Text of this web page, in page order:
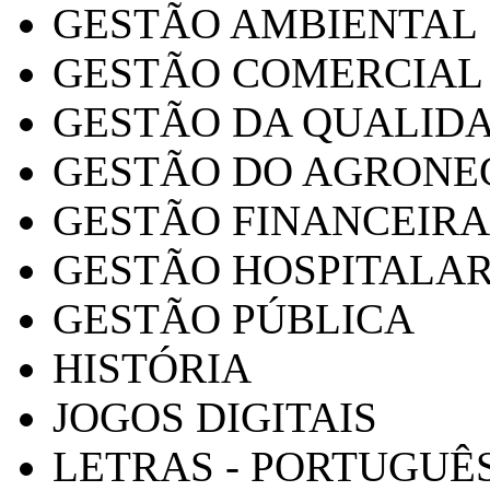
GESTÃO AMBIENTAL
GESTÃO COMERCIAL
GESTÃO DA
GESTÃO DO
GESTÃO FINANCEIRA
GESTÃO
GESTÃO PÚBLICA
HISTÓRIA
JOGOS DIGITAIS
LETRAS -